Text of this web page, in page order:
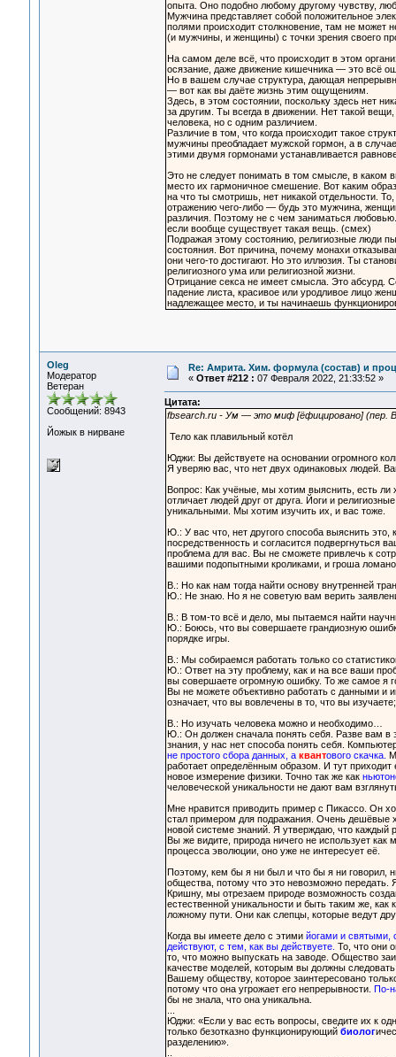
опыта. Оно подобно любому другому чувству,
Мужчина представляет собой положительное
полями происходит столкновение, там не может
(и мужчины, и женщины) с точки зрения своего
На самом деле всё, что происходит в этом
осязание, даже движение кишечника — это всё
Но в вашем случае структура, дающая
— вот как вы даёте жизнь этим ощущениям.
Здесь, в этом состоянии, поскольку здесь нет
за другим. Ты всегда в движении. Нет такой
человека, но с одним различием.
Различие в том, что когда происходит такое
мужчины преобладает мужской гормон, а в
этими двумя гормонами устанавливается
Это не следует понимать в том смысле, в каком
место их гармоничное смешение. Вот каким
на что ты смотришь, нет никакой отдельности.
отражению чего-либо — будь это мужчина,
различия. Поэтому не с чем заниматься
если вообще существует такая вещь. (смех)
Подражая этому состоянию, религиозные люди
состояния. Вот причина, почему монахи
они чего-то достигают. Но это иллюзия. Ты
религиозного ума или религиозной жизни.
Отрицание секса не имеет смысла. Это абсурд.
падение листа, красивое или уродливое лицо
надлежащее место, и ты начинаешь
Oleg
Модератор
Ветеран
Сообщений: 8943
Йожык в нирване
Re: Амрита. Хим. формула (состав) и
« Ответ #212 : 07 Февраля 2022, 21:33:52 »
Цитата:
fbsearch.ru - Ум — это миф [ёфицировано] (пер.
Тело как плавильный котёл
Юджи: Вы действуете на основании огромного
Я уверяю вас, что нет двух одинаковых людей.
Вопрос: Как учёные, мы хотим выяснить, есть ли
отличает людей друг от друга. Йоги и
уникальными. Мы хотим изучить их, и вас тоже.
Ю.: У вас что, нет другого способа выяснить
посредственность и согласится подвергнуться
проблема для вас. Вы не сможете привлечь к
вашими подопытными кроликами, и гроша
В.: Но как нам тогда найти основу внутренней
Ю.: Не знаю. Но я не советую вам верить
В.: В том-то всё и дело, мы пытаемся найти
Ю.: Боюсь, что вы совершаете грандиозную
порядке игры.
В.: Мы собираемся работать только со
Ю.: Ответ на эту проблему, как и на все ваши
вы совершаете огромную ошибку. То же самое я
Вы не можете объективно работать с данными и
означает, что вы вовлечены в то, что вы
В.: Но изучать человека можно и необходимо…
Ю.: Он должен сначала понять себя. Разве вам в
знания, у нас нет способа понять себя.
не простого сбора данных, а квантового скачка.
работает определённым образом. И тут
новое измерение физики. Точно так же как
человеческой уникальности не дают вам
Мне нравится приводить пример с Пикассо. Он
стал примером для подражания. Очень дешёвые
новой системе знаний. Я утверждаю, что каждый
Вы же видите, природа ничего не использует
процесса эволюции, оно уже не интересует её.
Поэтому, кем бы я ни был и что бы я ни говорил,
общества, потому что это невозможно
Кришну, мы отрезаем природе возможность
естественной уникальности и быть таким же, как
ложному пути. Они как слепцы, которые ведут
Когда вы имеете дело с этими йогами и святыми,
действуют, с тем, как вы действуете. То, что они
то, что можно выпускать на заводе. Общество
качестве моделей, которым вы должны
Вашему обществу, которое заинтересовано
потому что она угрожает его непрерывности.
По-
бы не знала, что она уникальна.
Юджи: «Если у вас есть вопросы, сведите их к
только безотказно функционирующий биолог
разделению».